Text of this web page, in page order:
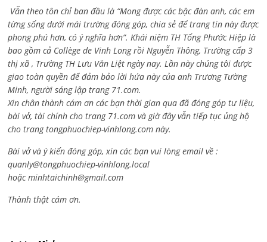
Vẫn theo tôn chỉ ban đầu là “Mong được các bậc đàn anh, các em
từng sống dưới mái trường đóng góp, chia sẻ để trang tin này được
phong phú hơn, có ý nghĩa hơn”. Khái niệm TH Tống Phước Hiệp là
bao gồm cả Collège de Vinh Long rồi Nguyễn Thông, Trường cấp 3
thị xã , Trường TH Lưu Văn Liệt ngày nay. Lần này chúng tôi được
giao toàn quyền để đảm bảo lời hứa này của anh Trương Tường
Minh, người sáng lập trang 71.com.
Xin chân thành cám ơn các bạn thời gian qua đã đóng góp tư liệu,
bài vở, tài chính cho trang 71.com và giờ đây vẫn tiếp tục ủng hộ
cho trang tongphuochiep-vinhlong.com này.
Bài vở và ý kiến đóng góp, xin các bạn vui lòng email về :
quanly@tongphuochiep-vinhlong.local
hoặcminhtaichinh@gmail.com
Thành thật cám ơn.